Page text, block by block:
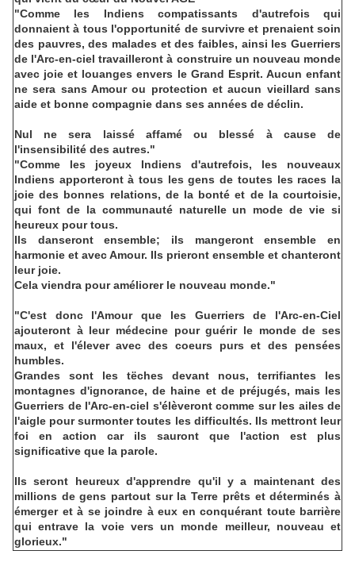
"Comme les Indiens compatissants d'autrefois qui
donnaient à tous l'opportunité de survivre et prenaient soin
des pauvres, des malades et des faibles, ainsi les Guerriers
de l'Arc-en-ciel travailleront à construire un nouveau monde
avec joie et louanges envers le Grand Esprit. Aucun enfant
ne sera sans Amour ou protection et aucun vieillard sans
aide et bonne compagnie dans ses années de déclin.
Nul ne sera laissé affamé ou blessé à cause de
l'insensibilité des autres."
"Comme les joyeux Indiens d'autrefois, les nouveaux
Indiens apporteront à tous les gens de toutes les races la
joie des bonnes relations, de la bonté et de la courtoisie,
qui font de la communauté naturelle un mode de vie si
heureux pour tous.
Ils danseront ensemble; ils mangeront ensemble en
harmonie et avec Amour. Ils prieront ensemble et chanteront
leur joie.
Cela viendra pour améliorer le nouveau monde."
"C'est donc l'Amour que les Guerriers de l'Arc-en-Ciel
ajouteront à leur médecine pour guérir le monde de ses
maux, et l'élever avec des coeurs purs et des pensées
humbles.
Grandes sont les tëches devant nous, terrifiantes les
montagnes d'ignorance, de haine et de préjugés, mais les
Guerriers de l'Arc-en-ciel s'élèveront comme sur les ailes de
l'aigle pour surmonter toutes les difficultés. Ils mettront leur
foi en action car ils sauront que l'action est plus
significative que la parole.
Ils seront heureux d'apprendre qu'il y a maintenant des
millions de gens partout sur la Terre prêts et déterminés à
émerger et à se joindre à eux en conquérant toute barrière
qui entrave la voie vers un monde meilleur, nouveau et
glorieux."